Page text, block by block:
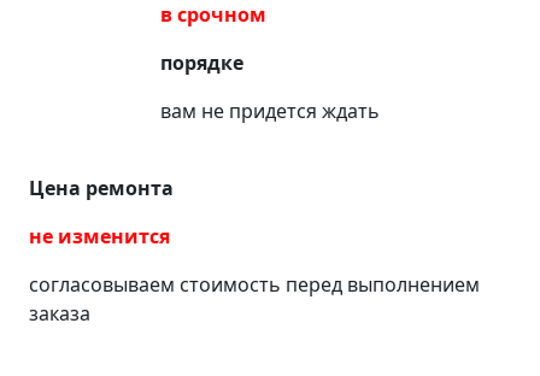
в срочном
порядке
вам не придется ждать
Цена ремонта
не изменится
согласовываем стоимость перед выполнением
заказа